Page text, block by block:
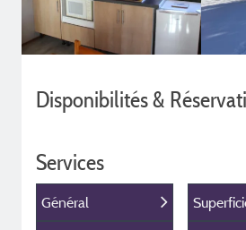
Disponibilités &
Services
Général